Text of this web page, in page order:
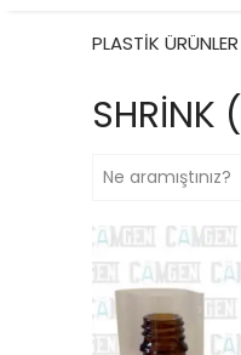
PLASTİK ÜRÜNLER
SHRİNK